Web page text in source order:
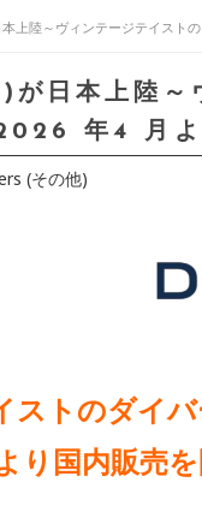
上陸～ヴィンテージテイスト
日本上陸～
年4 月よ
(その他)
ストのダイ
り国内販売